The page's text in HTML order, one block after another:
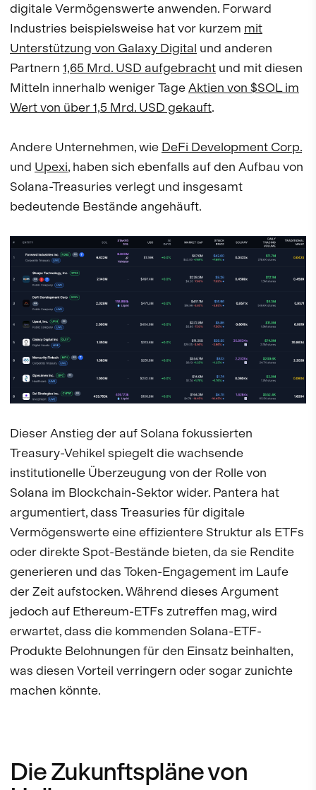
digitale Vermögenswerte anwenden. Forward
Industries beispielsweise hat vor kurzem mit
Unterstützung von Galaxy Digital und anderen
Partnern 1,65 Mrd. USD aufgebracht und mit diesen
Mitteln innerhalb weniger TageAktien von $SOL im
Wert von über 1,5 Mrd. USD gekauft.
Andere Unternehmen, wie DeFi Development Corp.
und Upexi, haben sich ebenfalls auf den Aufbau von
Solana-Treasuries verlegt und insgesamt
bedeutende Bestände angehäuft.
Dieser Anstieg der auf Solana fokussierten
Treasury-Vehikel spiegelt die wachsende
institutionelle Überzeugung von der Rolle von
Solana im Blockchain-Sektor wider. Pantera hat
argumentiert, dass Treasuries für digitale
Vermögenswerte eine effizientere Struktur als ETFs
oder direkte Spot-Bestände bieten, da sie Rendite
generieren und das Token-Engagement im Laufe
der Zeit aufstocken. Während dieses Argument
jedoch auf Ethereum-ETFs zutreffen mag, wird
erwartet, dass die kommenden Solana-ETF-
Produkte Belohnungen für den Einsatz beinhalten,
was diesen Vorteil verringern oder sogar zunichte
machen könnte.
Die Zukunftspläne von